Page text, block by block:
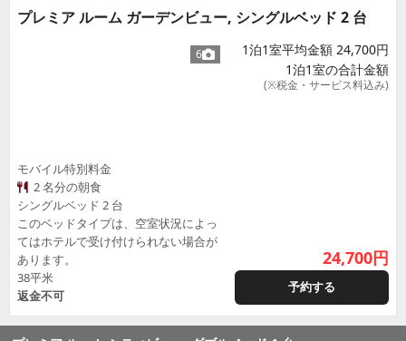
プレミア ルーム ガーデンビュー, シングルベッド 2 台
6
モバイル特別料金
2 名分の朝食
シングルベッド 2 台
このベッドタイプは、空室状況によっ
てはホテルで受け付けられない場合が
あります。
38平米
返金不可
1泊1室平均金額 24,700円
1泊1室の合計金額
(※税金・サービス料込み)
24,700円
予約する